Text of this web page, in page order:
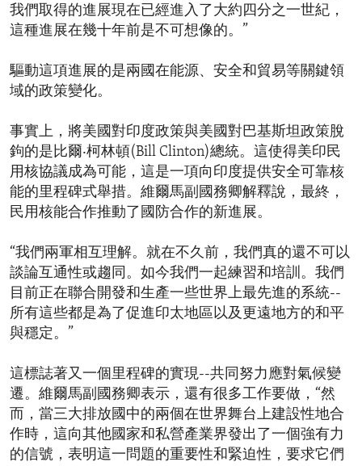
我們取得的進展現在已經進入了大約四分之一世紀，
這種進展在幾十年前是不可想像的。”
驅動這項進展的是兩國在能源、安全和貿易等關鍵領
域的政策變化。
事實上，將美國對印度政策與美國對巴基斯坦政策脫
鉤的是比爾‧柯林頓(Bill Clinton)總統。這使得美印民
用核協議成為可能，這是一項向印度提供安全可靠核
能的里程碑式舉措。維爾馬副國務卿解釋說，最終，
民用核能合作推動了國防合作的新進展。
“我們兩軍相互理解。就在不久前，我們真的還不可以
談論互通性或趨同。如今我們一起練習和培訓。我們
目前正在聯合開發和生產一些世界上最先進的系統--
所有這些都是為了促進印太地區以及更遠地方的和平
與穩定。”
這標誌著又一個里程碑的實現--共同努力應對氣候變
遷。維爾馬副國務卿表示，還有很多工作要做，“然
而，當三大排放國中的兩個在世界舞台上建設性地合
作時，這向其他國家和私營產業界發出了一個強有力
的信號，表明這一問題的重要性和緊迫性，要求它們